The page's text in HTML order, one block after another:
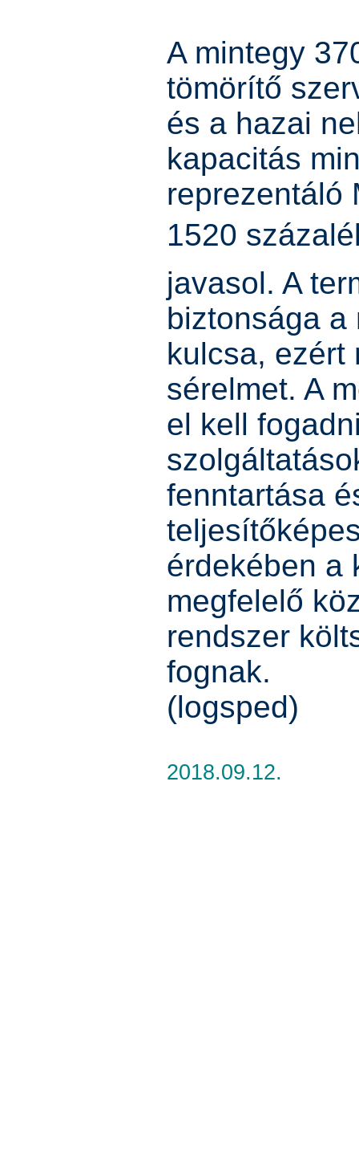
A mintegy
tömörítő
és a hazai
kapacitás
reprezentáló
1520
javasol. A
biztonsága a
kulcsa, ezért
sérelmet. A
el kell
fenntartása
érdekében a
megfelelő
rendszer
fognak.
(logsped)
2018.09.12.